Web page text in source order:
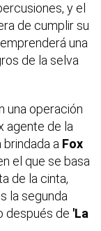
y el
de cumplir su
una
de la selva
una operación
agente de la
a Fox
el que se basa
de la cinta,
la segunda
después de 'La